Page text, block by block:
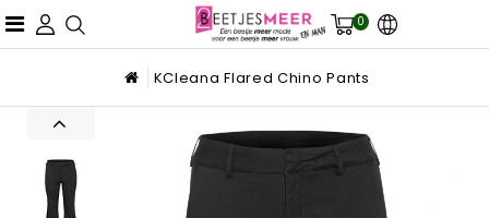
0
KCleana Flared Chino Pants